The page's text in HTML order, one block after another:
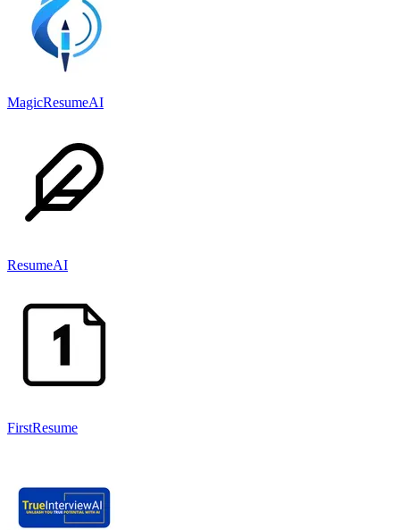
MagicResumeAI
ResumeAI
FirstResume